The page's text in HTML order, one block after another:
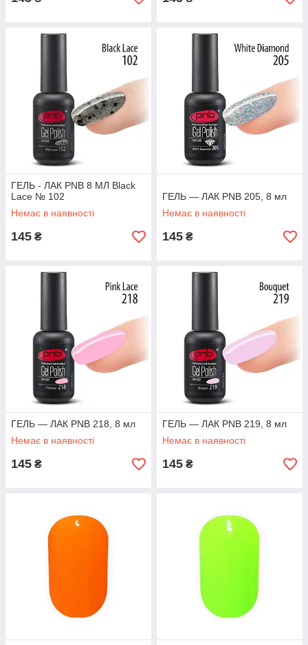
ГЕЛЬ - ЛАК PNB 8 МЛ Black
Lace № 102
Немає в наявності
145 ₴
ГЕЛЬ — ЛАК PNB 205, 8 мл
Немає в наявності
145 ₴
ГЕЛЬ — ЛАК PNB 218, 8 мл
Немає в наявності
145 ₴
ГЕЛЬ — ЛАК PNB 219, 8 мл
Немає в наявності
145 ₴